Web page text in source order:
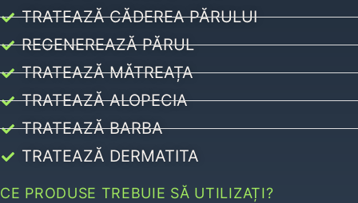
TRATEAZĂ CĂDEREA PĂRULUI
REGENEREAZĂ PĂRUL
TRATEAZĂ MĂTREAȚA
TRATEAZĂ ALOPECIA
TRATEAZĂ BARBA
TRATEAZĂ DERMATITA
CE PRODUSE TREBUIE SĂ UTILIZAȚI?